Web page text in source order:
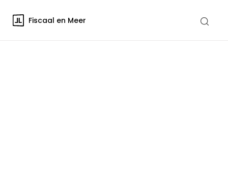
Fiscaal en Meer